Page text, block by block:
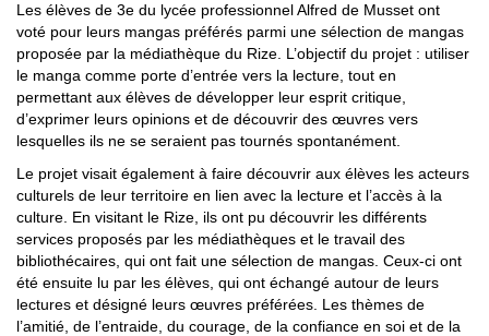
Les élèves de 3e du lycée professionnel Alfred de Musset ont
voté pour leurs mangas préférés parmi une sélection de mangas
proposée par la médiathèque du Rize. L’objectif du projet : utiliser
le manga comme porte d’entrée vers la lecture, tout en
permettant aux élèves de développer leur esprit critique,
d’exprimer leurs opinions et de découvrir des œuvres vers
lesquelles ils ne se seraient pas tournés spontanément.
Le projet visait également à faire découvrir aux élèves les acteurs
culturels de leur territoire en lien avec la lecture et l’accès à la
culture. En visitant le Rize, ils ont pu découvrir les différents
services proposés par les médiathèques et le travail des
bibliothécaires, qui ont fait une sélection de mangas. Ceux-ci ont
été ensuite lu par les élèves, qui ont échangé autour de leurs
lectures et désigné leurs œuvres préférées. Les thèmes de
l’amitié, de l’entraide, du courage, de la confiance en soi et de la